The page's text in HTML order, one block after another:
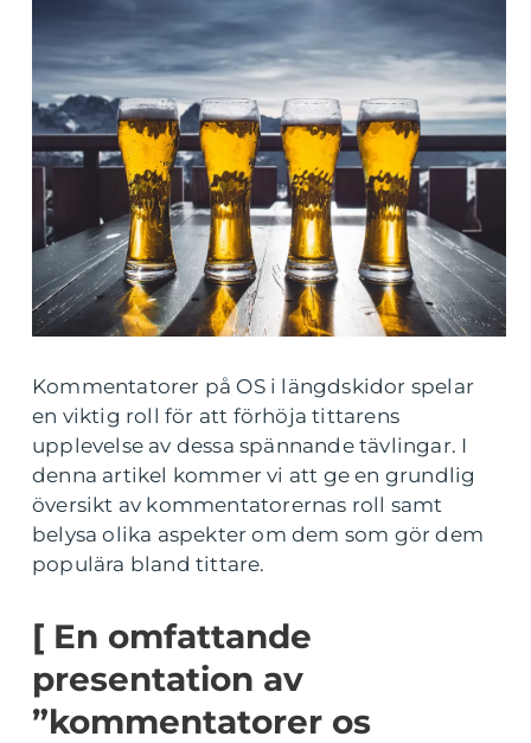
Kommentatorer på OS i längdskidor spelar
en viktig roll för att förhöja tittarens
upplevelse av dessa spännande tävlingar. I
denna artikel kommer vi att ge en grundlig
översikt av kommentatorernas roll samt
belysa olika aspekter om dem som gör dem
populära bland tittare.
[ En omfattande
presentation av
”kommentatorer os